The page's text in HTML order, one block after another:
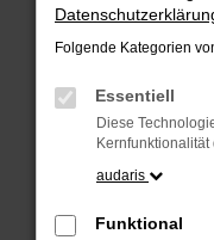
Beim Laden ist
Hier sind ein
Überprüfe
Folgende Kategorien
Essentiell
Diese
audaris
Funktional